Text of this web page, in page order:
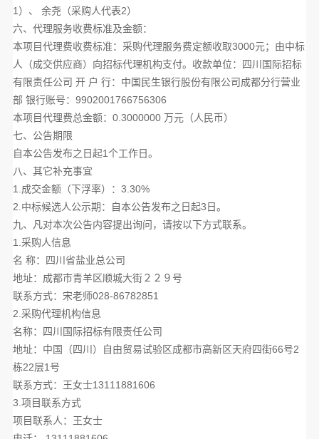
1 ）、 余尧（采购人代表2）
六、代理服务收费标准及金额：
本项目代理费收费标准：采购代理服务费定额收取3000元；由中标
人（成交供应商）向招标代理机构支付。收款单位：四川国际招标
有限责任公司 开 户 行：中国民生银行股份有限公司成都分行营业
部 银行账号： 9902001766756306
本项目代理费总金额： 0.3000000 万元（人民币）
七、公告期限
自本公告发布之日起1个工作日。
八、其它补充事宜
1.成交金额（下浮率）： 3.30%
2.中标候选人公示期：自本公告发布之日起3 日。
九、凡对本次公告内容提出询问，请按以下方式联系。
1.采购人信息
名 称：四川省盐业总公司
地址：成都市青羊区顺城大街２２９号
联系方式：宋老师028-86782851
2.采购代理机构信息
名称：四川国际招标有限责任公司
地址：中国（四川）自由贸易试验区成都市高新区天府四街66号2
栋22层1 号
联系方式：王女士13111881606
3.项目联系方式
项目联系人：王女士